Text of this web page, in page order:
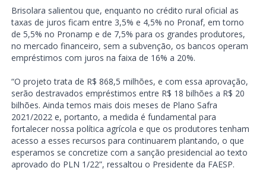
Brisolara salientou que, enquanto no crédito rural oficial as
taxas de juros ficam entre 3,5% e 4,5% no Pronaf, em torno
de 5,5% no Pronamp e de 7,5% para os grandes produtores,
no mercado financeiro, sem a subvenção, os bancos operam
empréstimos com juros na faixa de 16% a 20%.
“O projeto trata de R$ 868,5 milhões, e com essa aprovação,
serão destravados empréstimos entre R$ 18 bilhões a R$ 20
bilhões. Ainda temos mais dois meses de Plano Safra
2021/2022 e, portanto, a medida é fundamental para
fortalecer nossa política agrícola e que os produtores tenham
acesso a esses recursos para continuarem plantando, o que
esperamos se concretize com a sanção presidencial ao texto
aprovado do PLN 1/22”, ressaltou o Presidente da FAESP.